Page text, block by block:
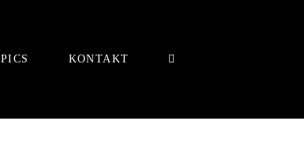
PICS KONTAKT